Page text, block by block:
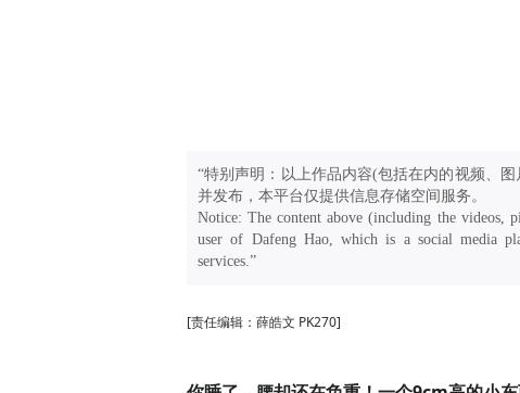
“特别声明：以上作品内容(包括在内的视频、
并发布，本平台仅提供信息存储空间服务。
Notice: The content above (including the videos,
user of Dafeng Hao, which is a social media
services.”
[责任编辑：薛皓文 PK270]